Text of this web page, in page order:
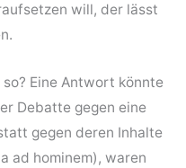
will, der lässt
Eine Antwort könnte
Debatte gegen eine
gegen deren Inhalte
ad hominem), waren